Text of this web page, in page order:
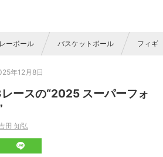
ーボール バスケットボール フィギ
年12月8日
ースの“2025 スーパーフォ
田 知弘